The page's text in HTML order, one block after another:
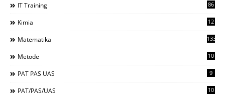
IT Training 86
Kimia 12
Matematika 133
Metode 10
PAT PAS UAS 9
PAT/PAS/UAS 10